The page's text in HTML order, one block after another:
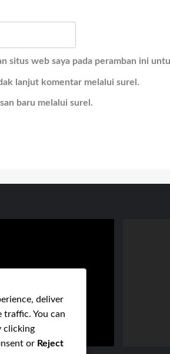
situs web saya pada peramban ini
lanjut komentar melalui surel.
baru melalui surel.
deliver
traffic. You can
clicking
or Reject